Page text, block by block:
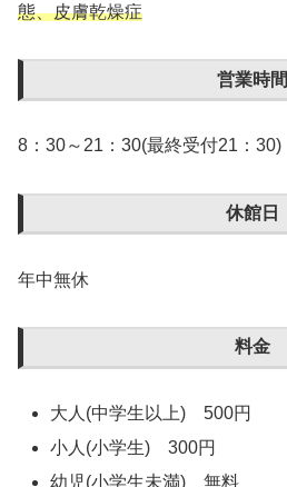
態、皮膚乾燥症
営業時間
8：30～21：30(最終受付21：30)
休館日
年中無休
料金
大人(中学生以上) 500円
小人(小学生) 300円
幼児(小学生未満) 無料